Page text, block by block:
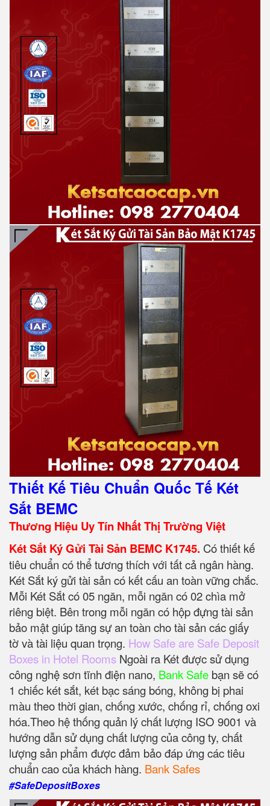
Thiết Kế Tiêu Chuẩn Quốc Tế Két
Sắt BEMC
Thương Hiệu Uy Tín Nhất Thị Trường Việt
Két Sắt Ký Gửi Tài Sản BEMC K1745. Có thiết kế
tiêu chuẩn có thể tương thích với tất cả ngân hàng.
Két Sắt ký gửi tài sản có kết cấu an toàn vững chắc.
Mỗi Két Sắt có 05 ngăn, mỗi ngăn có 02 chìa mở
riêng biệt. Bên trong mỗi ngăn có hộp đựng tài sản
bảo mật giúp tăng sự an toàn cho tài sản các giấy
tờ và tài liệu quan trọng. How Safe are Safe Deposit
Boxes in Hotel Rooms Ngoài ra Két được sử dụng
công nghệ sơn tĩnh điện nano, Bank Safe bạn sẽ có
1 chiếc két sắt, két bạc sáng bóng, không bị phai
màu theo thời gian, chống xước, chống rỉ, chống oxi
hóa.Theo hệ thống quản lý chất lượng ISO 9001 và
hướng dẫn sử dụng chất lượng của công ty, chất
lượng sản phẩm được đảm bảo đáp ứng các tiêu
chuẩn cao của khách hàng. Bank Safes
#SafeDepositBoxes